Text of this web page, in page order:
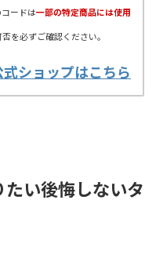
ードは一部の特定商品には使用
を必ずご確認ください。
ショップはこちら
い後悔しないタ